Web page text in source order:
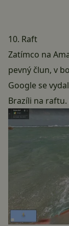
10. Raft
Zatímco na
pevný člun, v
Google se
Brazíli na